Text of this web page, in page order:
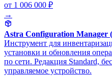
от 1 006 000 ₽
→
Astra Configuration Manager
Инструмент для
установки и обновления
по сети. Редакция Standard,
управляемое устройство.